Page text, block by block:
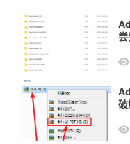
尝
破